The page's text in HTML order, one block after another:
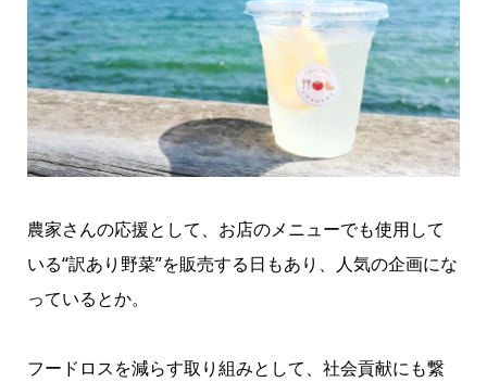
農家さんの応援として、お店のメニューでも使用して
いる“訳あり野菜”を販売する日もあり、人気の企画にな
っているとか。
フードロスを減らす取り組みとして、社会貢献にも繋